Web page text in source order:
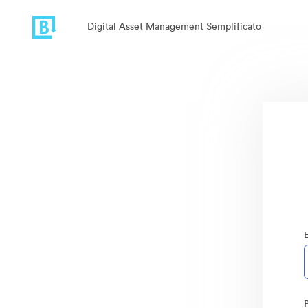
Digital Asset Management Semplificato